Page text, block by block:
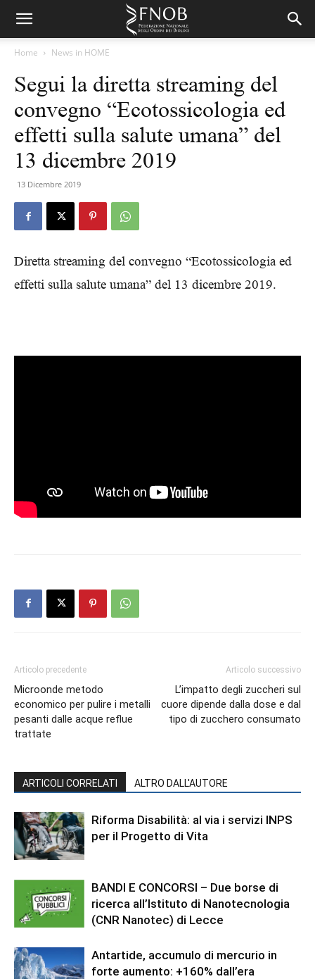
Home News in HOME
Segui la diretta streaming del
convegno “Ecotossicologia ed
effetti sulla salute umana” del
13 dicembre 2019
13 Dicembre 2019
Diretta streaming del convegno “Ecotossicologia ed
effetti sulla salute umana” del 13 dicembre 2019.
Articolo precedente
Microonde metodo
economico per pulire i metalli
pesanti dalle acque reflue
trattate
Articolo successivo
L’impatto degli zuccheri sul
cuore dipende dalla dose e dal
tipo di zucchero consumato
ARTICOLI CORRELATI ALTRO DALL'AUTORE
Riforma Disabilità: al via i servizi INPS
per il Progetto di Vita
BANDI E CONCORSI – Due borse di
ricerca all’Istituto di Nanotecnologia
(CNR Nanotec) di Lecce
Antartide, accumulo di mercurio in
forte aumento: +160% dall’era